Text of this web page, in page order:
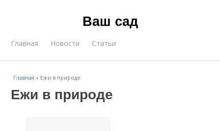
Ваш сад
Главная Новости Статьи
Главная » Ежи в природе
Ежи в природе